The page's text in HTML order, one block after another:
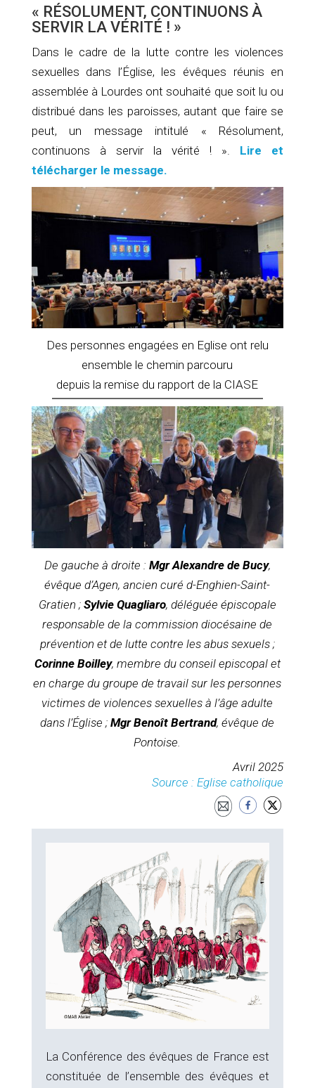
« RÉSOLUMENT, CONTINUONS À
SERVIR LA VÉRITÉ ! »
Dans le cadre de la lutte contre les violences
sexuelles dans l’Église, les évêques réunis en
assemblée à Lourdes ont souhaité que soit lu ou
distribué dans les paroisses, autant que faire se
peut, un message intitulé « Résolument,
continuons à servir la vérité ! ». Lire et
télécharger le message.
Des personnes engagées en Eglise ont relu
ensemble le chemin parcouru
depuis la remise du rapport de la CIASE
De gauche à droite : Mgr Alexandre de Bucy,
évêque d’Agen, ancien curé d-Enghien-Saint-
Gratien ; Sylvie Quagliaro, déléguée épiscopale
responsable de la commission diocésainede
prévention et de lutte contre les abus sexuels ;
Corinne Boilley, membre du conseil episcopal et
en charge du groupe de travail sur les personnes
victimes de violences sexuelles à l’âge adulte
dans l’Église ;Mgr Benoît Bertrand, évêque de
Pontoise.
Avril 2025
Source : Eglise catholique
La Conférence des évêques de France est
constituée de l’ensemble des évêques et